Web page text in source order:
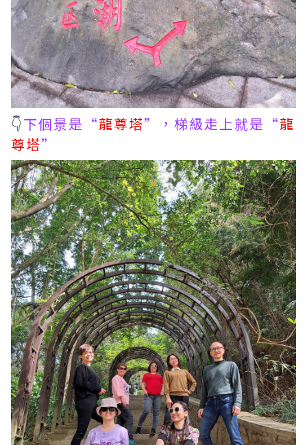
👇下個景是“龍尊塔”，梯級走上就是“龍
尊塔”